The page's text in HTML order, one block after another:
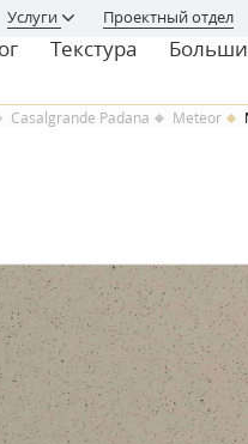
Услуги Проектный отдел
Текстура
Casalgrande Padana Meteor